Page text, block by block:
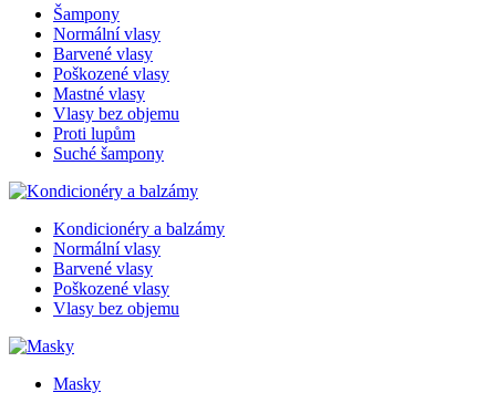
Šampony
Normální vlasy
Barvené vlasy
Poškozené vlasy
Mastné vlasy
Vlasy bez objemu
Proti lupům
Suché šampony
Kondicionéry a balzámy
Normální vlasy
Barvené vlasy
Poškozené vlasy
Vlasy bez objemu
Masky